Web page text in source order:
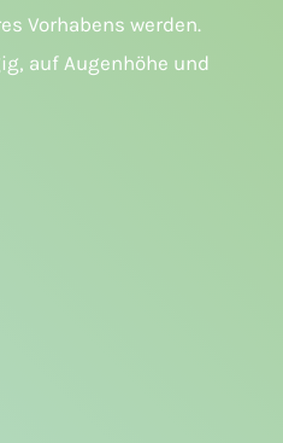
Vorhabens werden.
auf Augenhöhe und